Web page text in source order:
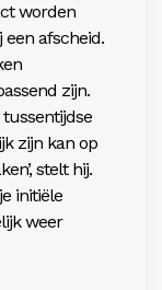
worden
een afscheid.
zijn.
tussentijdse
zijn kan op
stelt hij.
je initiële
weer